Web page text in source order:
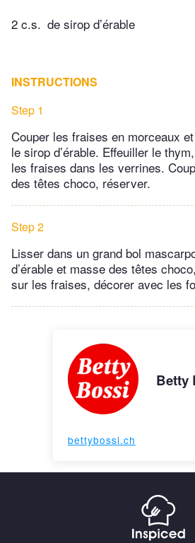
2 c.s. de sirop d’érable
INSTRUCTIONS
Step 1
Couper les fraises en morceaux
le sirop d’érable. Effeuiller le
les fraises dans les verrines.
des têtes choco, réserver.
Step 2
Lisser dans un grand bol
d’érable et masse des têtes
sur les fraises, décorer avec les
Betty
bettybossi.ch